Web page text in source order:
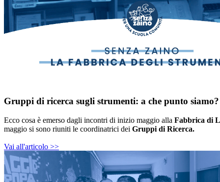
Gruppi di ricerca sugli strumenti: a che punto siamo?
Ecco cosa è emerso dagli incontri di inizio maggio alla Fabbrica di
maggio si sono riuniti le coordinatrici dei Gruppi di Ricerca.
Vai all'articolo >>